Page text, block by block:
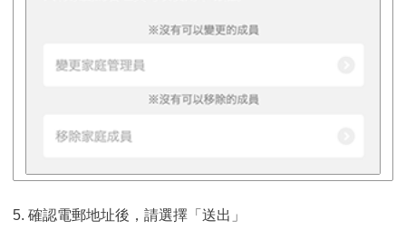
5. 確認電郵地址後，請選擇「送出」